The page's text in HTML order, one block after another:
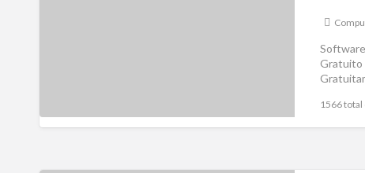
Gratuito
1566 total